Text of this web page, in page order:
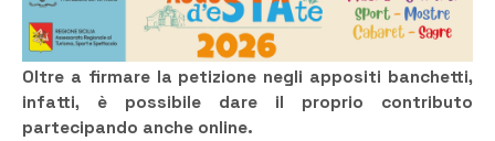
Oltre a firmare la petizione negli appositi banchetti,
infatti, è possibile dare il proprio contributo
partecipando anche online.